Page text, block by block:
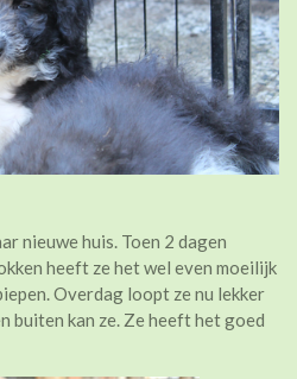
nieuwe huis. Toen 2 dagen
heeft ze het wel even moeilijk
Overdag loopt ze nu lekker
buiten kan ze. Ze heeft het goed